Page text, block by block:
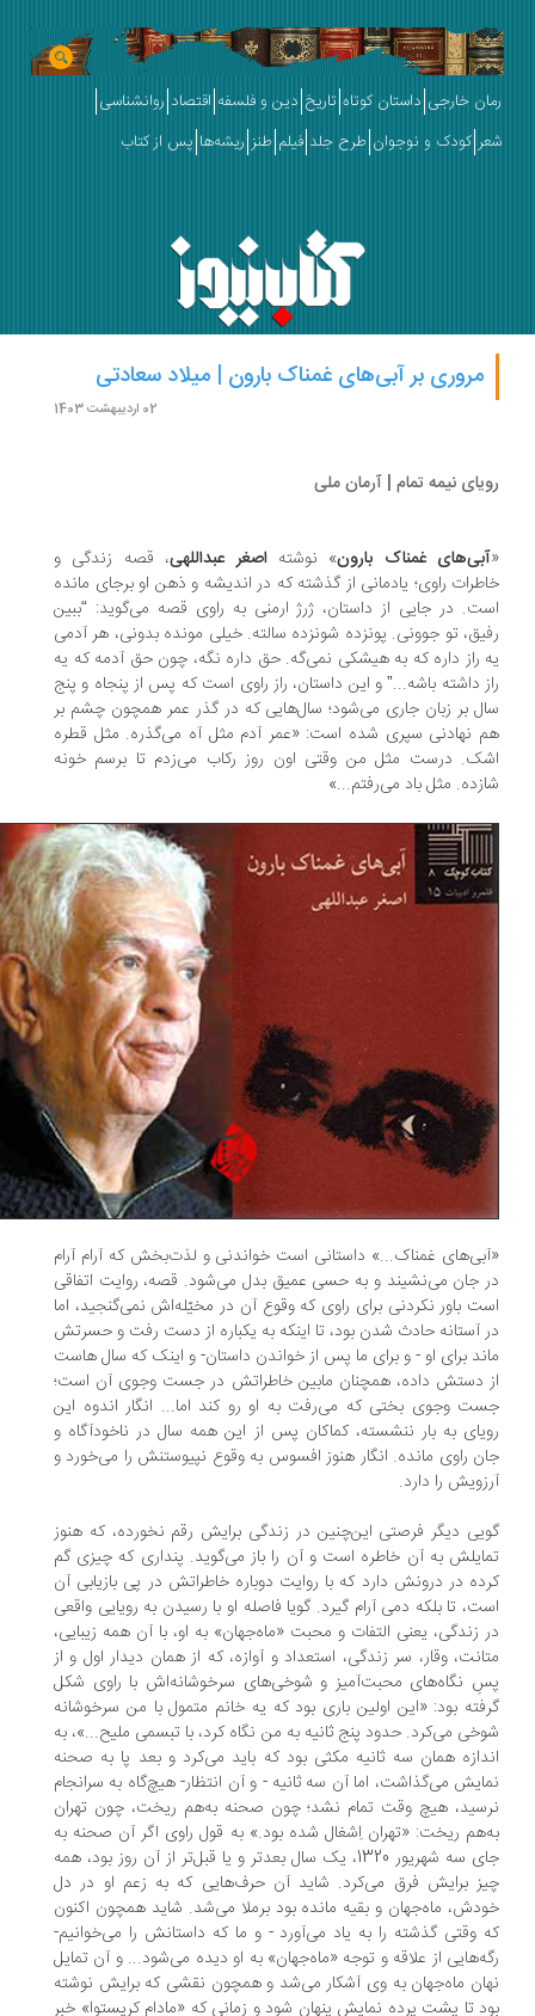
خارجی داستان کوتاه تاریخ دین و فلسفه اقتصاد روانشناسی
کودک و نوجوان طرح جلد فیلم طنز ریشه‌ها پس از کتاب
مروری بر آبی‌های غمناک بارون | میلاد سعادتی
نیمه تمام | آرمان ملی
غمناک بارون » نوشتهاصغر عبداللهی، قصه زندگی و
راوی؛ یادمانی از گذشته که در اندیشه و ذهن او برجای مانده
در جایی از داستان، ژرژ ارمنی به راوی قصه می‌گوید: “ببین
تو جوونی. پونزده شونزده سالته. خیلی مونده بدونی، هر آدمی
راز داره که به هیشکی نمی‌گه. حق داره نگه، چون حق آدمه که یه
داشته باشه...” و این داستان، راز راوی است که پس از پنجاه و پنج
بر زبان جاری می‌شود؛ سال‌هایی که در گذر عمر همچون چشم بر
نهادنی سپری شده است: «عمر آدم مثل آه می‌گذره. مثل قطره‌
درست مثل من وقتی اون روز رکاب می‌زدم تا برسم خونه
مثل باد می‌رفتم...»
غمناک...» داستانی است خواندنی و لذت‌بخش که آرام آرام
جان می‌نشیند و به حسی عمیق بدل می‌شود. قصه، روایت اتفاقی
باور نکردنی برای راوی که وقوع آن در مخیّله‌اش‌ نمی‌گنجید، اما
آستانه حادث شدن بود، تا اینکه به یکباره از دست رفت و حسرتش
برای او - و برای ما پس از خواندن داستان- و اینک که سال هاست
دستش داده، همچنان مابین خاطراتش در جست وجوی آن است؛
وجوی بختی که می‌رفت به او رو کند اما... انگار اندوه این
به بار ننشسته، کماکان پس از این همه سال در ناخودآگاه و
راوی مانده. انگار هنوز افسوس به وقوع نپیوستنش را می‌خورد و
را دارد.
دیگر فرصتی این‌چنین در زندگی برایش رقم نخورده، که هنوز
به آن خاطره است و آن را باز می‌گوید. پنداری که چیزی گم
در درونش دارد که با روایت دوباره‌ خاطراتش در پی بازیابی آن
تا بلکه دمی آرام گیرد. گویا فاصله او با رسیدن به رویایی واقعی
زندگی، یعنی التفات و محبت‌ «ماه‌جهان» به او، با آن همه زیبایی،
وقار، سر زندگی، استعداد و آوازه، که از همان دیدار اول و از
نگاه‌های محبت‌آمیز و شوخی‌های سرخوشانه‌اش با راوی شکل
بود: «این اولین باری بود که یه خانم متمول با من سرخوشانه
می‌کرد. حدود پنج ثانیه به من نگاه کرد، با تبسمی ملیح...»، به
همان سه‌ ثانیه مکثی بود که باید می‌کرد و بعد پا به صحنه
می‌گذاشت، اما آن سه‌ ثانیه - و آن انتظار- هیچ‌‌گاه به سرانجام
هیچ وقت تمام نشد؛ چون صحنه به‌هم ریخت، چون تهران
ریخت: «تهران اِشغال شده بود.» به قول راوی اگر آن صحنه به
جای سه شهریور 1320، یک سال بعد‌تر و یا قبل‌تر از آن روز بود، همه
برایش فرق می‌کرد. شاید آن حرف‌هایی که به زعم او در دل
ماه‌جهان و بقیه مانده بود برملا می‌شد. شاید همچون اکنون
وقتی گذشته را به یاد می‌آورد - و ما که داستانش را می‌خوانیم-
از علاقه و توجه «ماه‌جهان» به او دیده می‌شود... و آن تمایل
ماه‌جهان به وی آشکار می‌شد و همچون نقشی که برایش نوشته
تا پشت پرده نمایش پنهان شود و زمانی که «مادام کریستوا» خبر